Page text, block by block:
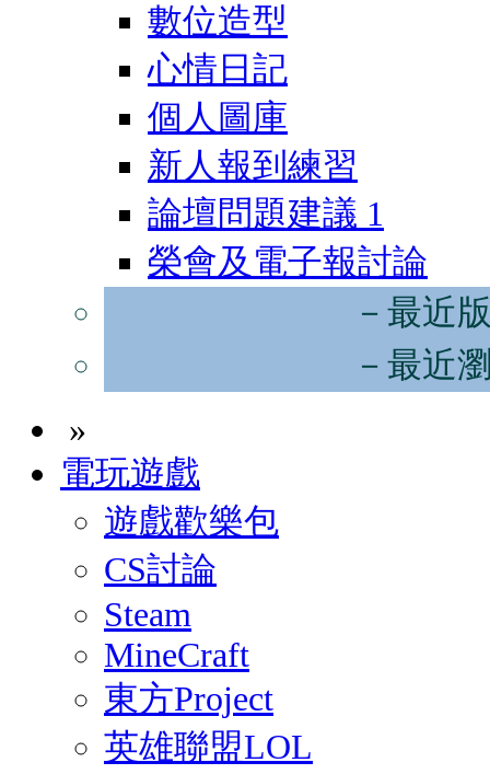
數位造型
心情日記
個人圖庫
新人報到練習
論壇問題建議 1
榮會及電子報討論
－最近
－最近
»
電玩遊戲
遊戲歡樂包
CS討論
Steam
MineCraft
東方Project
英雄聯盟LOL